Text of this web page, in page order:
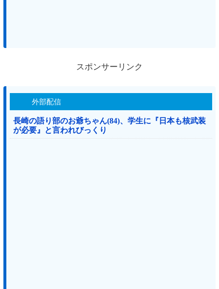
スポンサーリンク
外部配信
長崎の語り部のお爺ちゃん(84)、学生に『日本も核武装
が必要』と言われびっくり